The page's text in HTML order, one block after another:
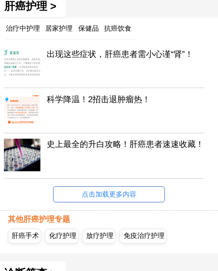
肝癌护理 >
治疗中护理 居家护理 保健品 抗癌饮食
出现这些症状，肝癌患者需小心谨“肾”！
科学降温！2招击退肿瘤热！
史上最全的升白攻略！肝癌患者速速收藏！
点击加载更多内容
其他肝癌护理专题
肝癌手术 化疗护理 放疗护理 免疫治疗护理